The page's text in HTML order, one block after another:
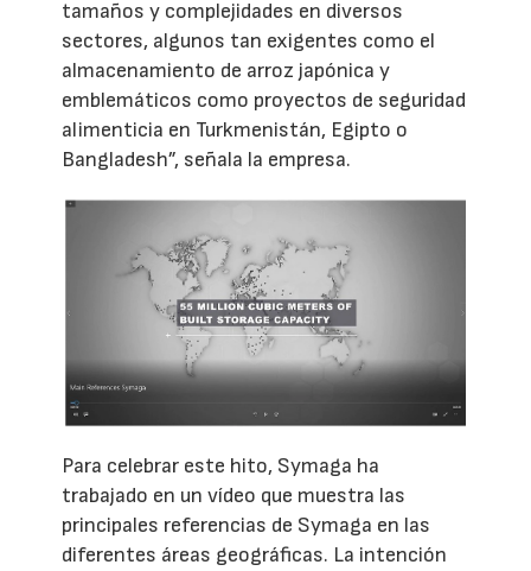
tamaños y complejidades en diversos
sectores, algunos tan exigentes como el
almacenamiento de arroz japónica y
emblemáticos como proyectos de seguridad
alimenticia en Turkmenistán, Egipto o
Bangladesh”, señala la empresa.
Para celebrar este hito, Symaga ha
trabajado en un vídeo que muestra las
principales referencias de Symaga en las
diferentes áreas geográficas. La intención